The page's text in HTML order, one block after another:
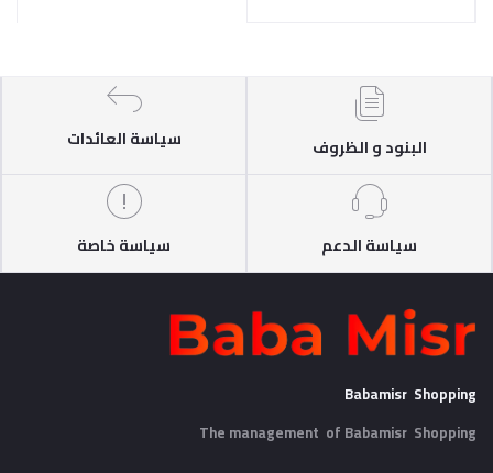
البنود و الظروف سياسة العائدات
سياسة الدعم سياسة خاصة
Babamisr Shopping
The management of Babamisr Shopping